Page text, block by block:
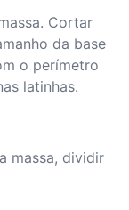
Cortar
da base
o perímetro
latinhas.
massa, dividir